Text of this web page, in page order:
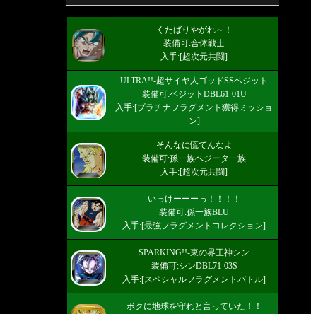
くたばりやがれ～！
装備可:合体戦士
入手:[超次元共闘]
ULTRA!!-超サイヤ人ゴッドSSベジット
装備可:ベジットDBL61-01U
入手:[プラチナフラグメント獲得ミッショ
ン]
そんなに慌てんなよ
装備可:孫一族ベジータ一族
入手:[超次元共闘]
いっけーーーっ！！！！
装備可:孫一族BLU
入手:[最強フラグメントコレクション]
SPARKING!!-東の界王神シン
装備可:シンDBL71-03S
入手:[スペシャルフラグメントバトル]
ボクに地球を守れと言っていた！！